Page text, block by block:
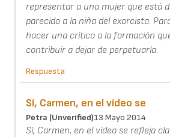
representar a una mujer que está
parecido a la niña del exorcista.
hacer una crítica a la formación
contribuir a dejar de perpetuarla.
Respuesta
Sí, Carmen, en el vídeo se
Petra (unverified)13 Mayo 2014
Sí, Carmen, en el vídeo se refleja